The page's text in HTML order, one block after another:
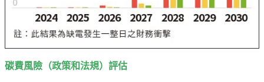
碳費風險（政策和法規）評估